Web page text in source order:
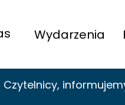
Wydarzenia
Czytelnicy,